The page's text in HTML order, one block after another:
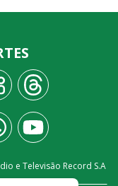
e Televisão Record S.A